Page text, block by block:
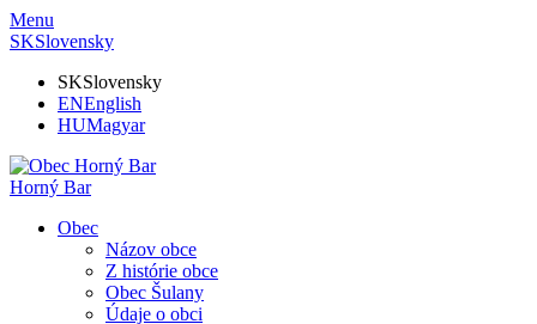
Menu
SKSlovensky
SKSlovensky
ENEnglish
HUMagyar
Horný Bar
Obec
Názov obce
Z histórie obce
Obec Šulany
Údaje o obci